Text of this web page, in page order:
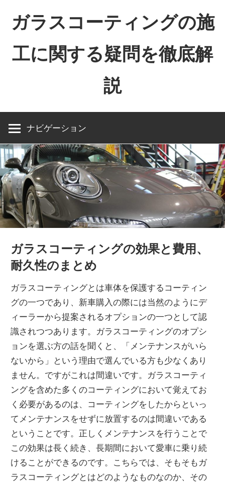
ガラスコーティングの施
工に関する疑問を徹底解
説
ナビゲーション
ガラスコーティングの効果と費用、
耐久性のまとめ
ガラスコーティングとは車体を保護するコーティン
グの一つであり、新車購入の際には当然のようにデ
ィーラーから提案されるオプションの一つとして認
識されつつあります。ガラスコーティングのオプシ
ョンを選ぶ方の話を聞くと、「メンテナンスがいら
ないから」という理由で選んでいる方も少なくあり
ません。ですがこれは間違いです。ガラスコーティ
ングを含めた多くのコーティングにおいて覚えてお
く必要があるのは、コーティングをしたからといっ
てメンテナンスをせずに放置するのは間違いである
ということです。正しくメンテナンスを行うことで
この効果は長く続き、長期間において愛車に乗り続
けることができるのです。こちらでは、そもそもガ
ラスコーティングとはどのようなものなのか、その